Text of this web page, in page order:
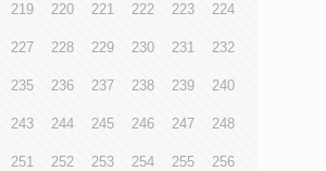
219 220 221 222 223 224
227 228 229 230 231 232
235 236 237 238 239 240
243 244 245 246 247 248
251 252 253 254 255 256